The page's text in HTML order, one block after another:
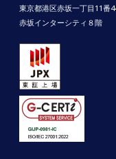
東京都港区赤坂一丁目11番
赤坂インターシティ８階